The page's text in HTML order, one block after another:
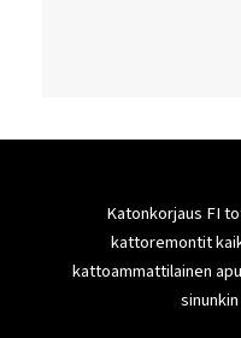
Katonkorjaus FI
kattoremontit
kattoammattilainen